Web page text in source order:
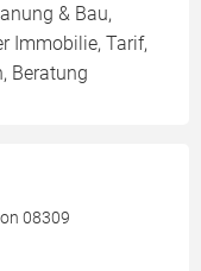
& Bau,
Immobilie, Tarif,
Beratung
08309